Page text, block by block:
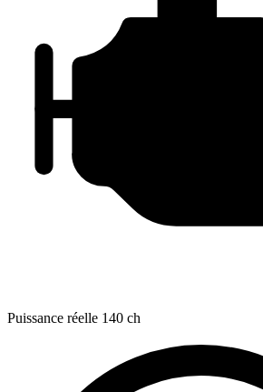
Puissance réelle 140 ch